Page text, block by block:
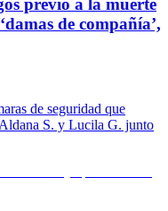
previo a la muerte
de compañía’,
de seguridad que
S. y Lucila G. junto